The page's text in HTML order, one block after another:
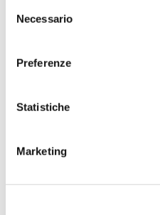
delNecessario
Preferenze
Statistiche
Marketing
metriche qualitative e
preservare la crescita, il
dell’organizzazione,
costruire nel tempo la